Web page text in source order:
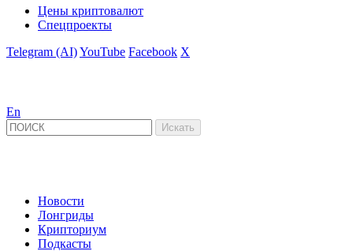
Цены криптовалют
Спецпроекты
Telegram (AI)YouTube Facebook X
En
Новости
Лонгриды
Крипториум
Подкасты